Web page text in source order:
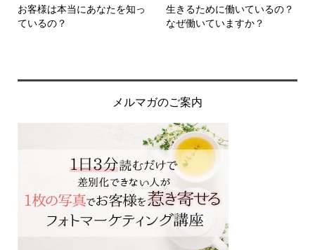
お客様は本当にあなたを知っ
ているの？
生きるために働いているの？
なぜ働いていますか？
メルマガのご案内